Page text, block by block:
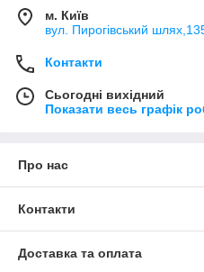
м. Київ
вул. Пирогівський
Контакти
Сьогодні вихідний
Показати весь графік
Про нас
Контакти
Доставка та оплата